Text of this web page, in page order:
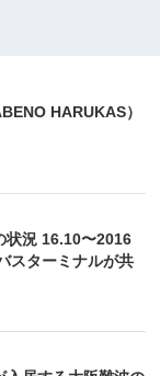
HARUKAS）
状況 16.10〜2016
スターミナルが共